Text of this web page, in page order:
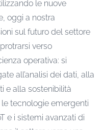
le nuove
oggi a nostra
sul futuro del settore
verso
operativa: si
all’analisi dei dati, alla
e alla sostenibilità
tecnologie emergenti
e i sistemi avanzati di